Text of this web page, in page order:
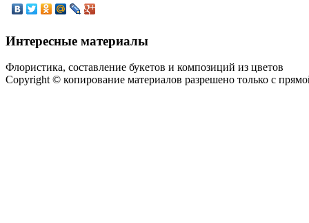
Интересные материалы
Флористика, составление букетов и композиций из цветов
Copyright © копирование материалов разрешено только с